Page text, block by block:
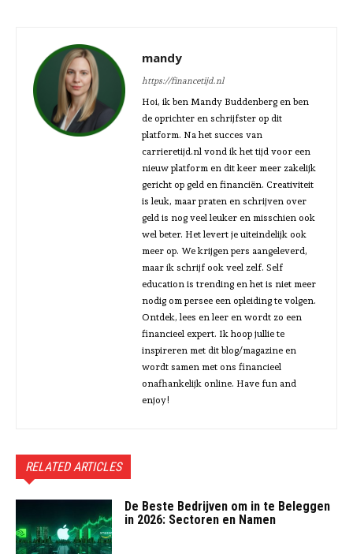
mandy
https://financetijd.nl
Hoi, ik ben Mandy Buddenberg en ben
de oprichter en schrijfster op dit
platform. Na het succes van
carrieretijd.nl vond ik het tijd voor een
nieuw platform en dit keer meer zakelijk
gericht op geld en financiën. Creativiteit
is leuk, maar praten en schrijven over
geld is nog veel leuker en misschien ook
wel beter. Het levert je uiteindelijk ook
meer op. We krijgen pers aangeleverd,
maar ik schrijf ook veel zelf. Self
education is trending en het is niet meer
nodig om persee een opleiding te volgen.
Ontdek, lees en leer en wordt zo een
financieel expert. Ik hoop jullie te
inspireren met dit blog/magazine en
wordt samen met ons financieel
onafhankelijk online. Have fun and
enjoy!
RELATED ARTICLES
De Beste Bedrijven om in te Beleggen
in 2026: Sectoren en Namen